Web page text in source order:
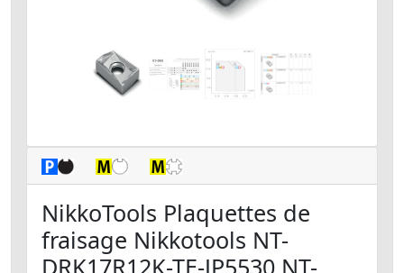
NikkoTools Plaquettes de
fraisage Nikkotools NT-
DRK17R12K-TE-JP5530 NT-